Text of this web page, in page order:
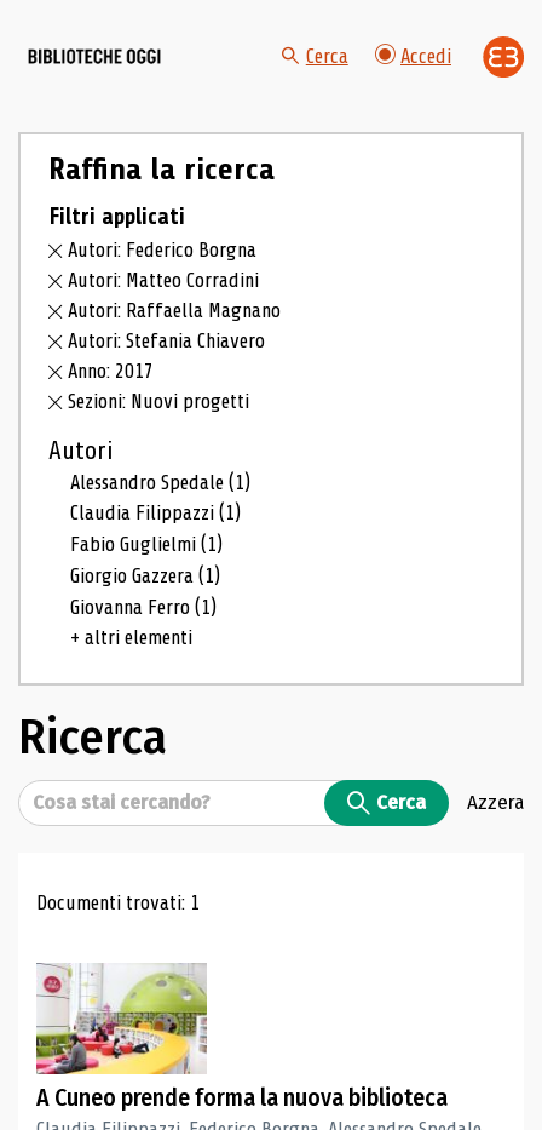
Cerca Accedi
Raffina la ricerca
Filtri applicati
Autori: Federico Borgna
Autori: Matteo Corradini
Autori: Raffaella Magnano
Autori: Stefania Chiavero
Anno: 2017
Sezioni: Nuovi progetti
Autori
Alessandro Spedale(1)
Claudia Filippazzi(1)
Fabio Guglielmi(1)
Giorgio Gazzera(1)
Giovanna Ferro(1)
+ altri elementi
Ricerca
Cerca Cerca Azzera
Risultati di ricerca
Documenti trovati: 1
A Cuneo prende forma la nuova biblioteca